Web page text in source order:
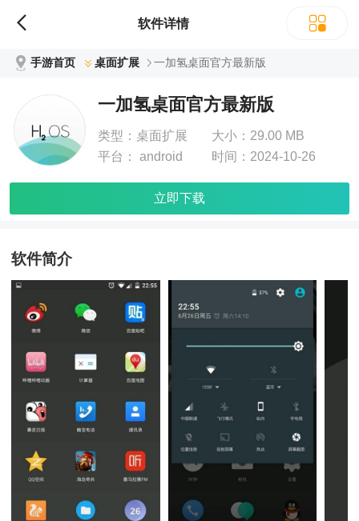
软件详情
手游首页 桌面扩展 一加氢桌面官方最新版
一加氢桌面官方最新版
类型： 桌面扩展 大小： 29.00 MB
平台：
android 时间： 2024-10-26
立即下载
软件简介